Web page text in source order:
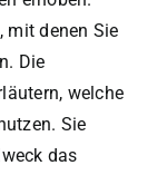
mit denen Sie
Die
welche
Sie
das